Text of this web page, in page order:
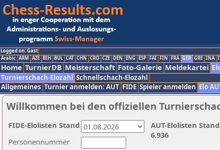
Logged on: Gast
Arabic ARM AZE BIH BUL CAT CHN CRO CZE DEN ENG ESP FAI FIN FRA GER GRE INA
Home TurnierDB Meisterschaft Foto-Galerie Meldekartei
Turnierschach-Elozahl Schnellschach-Elozahl
Allgemeines Turnier anmelden: AUT FIDE Spieler anmelden Elo
Willkommen bei den offiziellen
Personennummer
AUT-Elolisten
6.936
FIDE-Elolisten Stand